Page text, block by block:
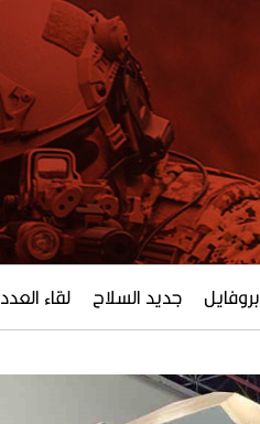
بروفايل جديد السلاح لقاء العدد